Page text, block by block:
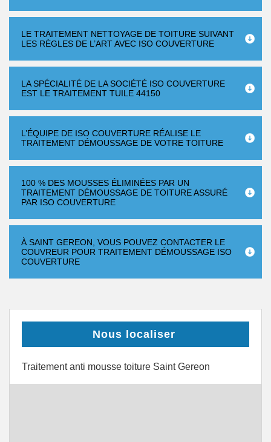
LE TRAITEMENT NETTOYAGE DE TOITURE SUIVANT
LES RÈGLES DE L’ART AVEC ISO COUVERTURE
LA SPÉCIALITÉ DE LA SOCIÉTÉ ISO COUVERTURE
EST LE TRAITEMENT TUILE 44150
L’ÉQUIPE DE ISO COUVERTURE RÉALISE LE
TRAITEMENT DÉMOUSSAGE DE VOTRE TOITURE
100 % DES MOUSSES ÉLIMINÉES PAR UN
TRAITEMENT DÉMOUSSAGE DE TOITURE ASSURÉ
PAR ISO COUVERTURE
À SAINT GEREON, VOUS POUVEZ CONTACTER LE
COUVREUR POUR TRAITEMENT DÉMOUSSAGE ISO
COUVERTURE
Nous localiser
Traitement anti mousse toiture Saint Gereon